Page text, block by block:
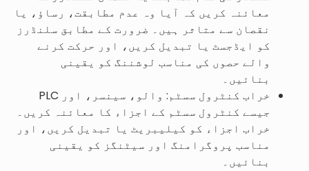
معائنہ کریں کہ آیا وہ عدم مطابقت، رساؤ، یا
نقصان سے متاثر ہیں۔ ضرورت کے مطابق سلنڈرز
کو ایڈجسٹ یا تبدیل کریں، اور حرکت کرنے
والے حصوں کی مناسب لوشننگ کو یقینی
بنائیں۔
خراب کنٹرول سسٹم: والو، سینسر، اور PLC
جیسے کنٹرول سسٹم کے اجزاء کا معائنہ کریں۔
خراب اجزاء کو کیلیبریٹ یا تبدیل کریں، اور
مناسب پروگرامنگ اور سیٹنگز کو یقینی
بنائیں۔